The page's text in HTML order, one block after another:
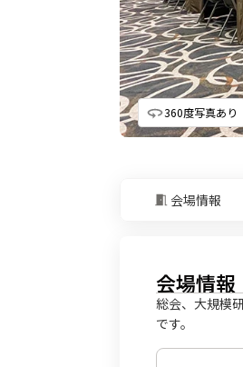
360度写真あり
会場情報
会場情報
総会、大規模
です。